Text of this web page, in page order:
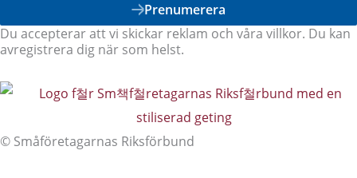
Prenumerera
Du accepterar att vi skickar reklam och våra villkor. Du kan
avregistrera dig när som helst.
© Småföretagarnas Riksförbund